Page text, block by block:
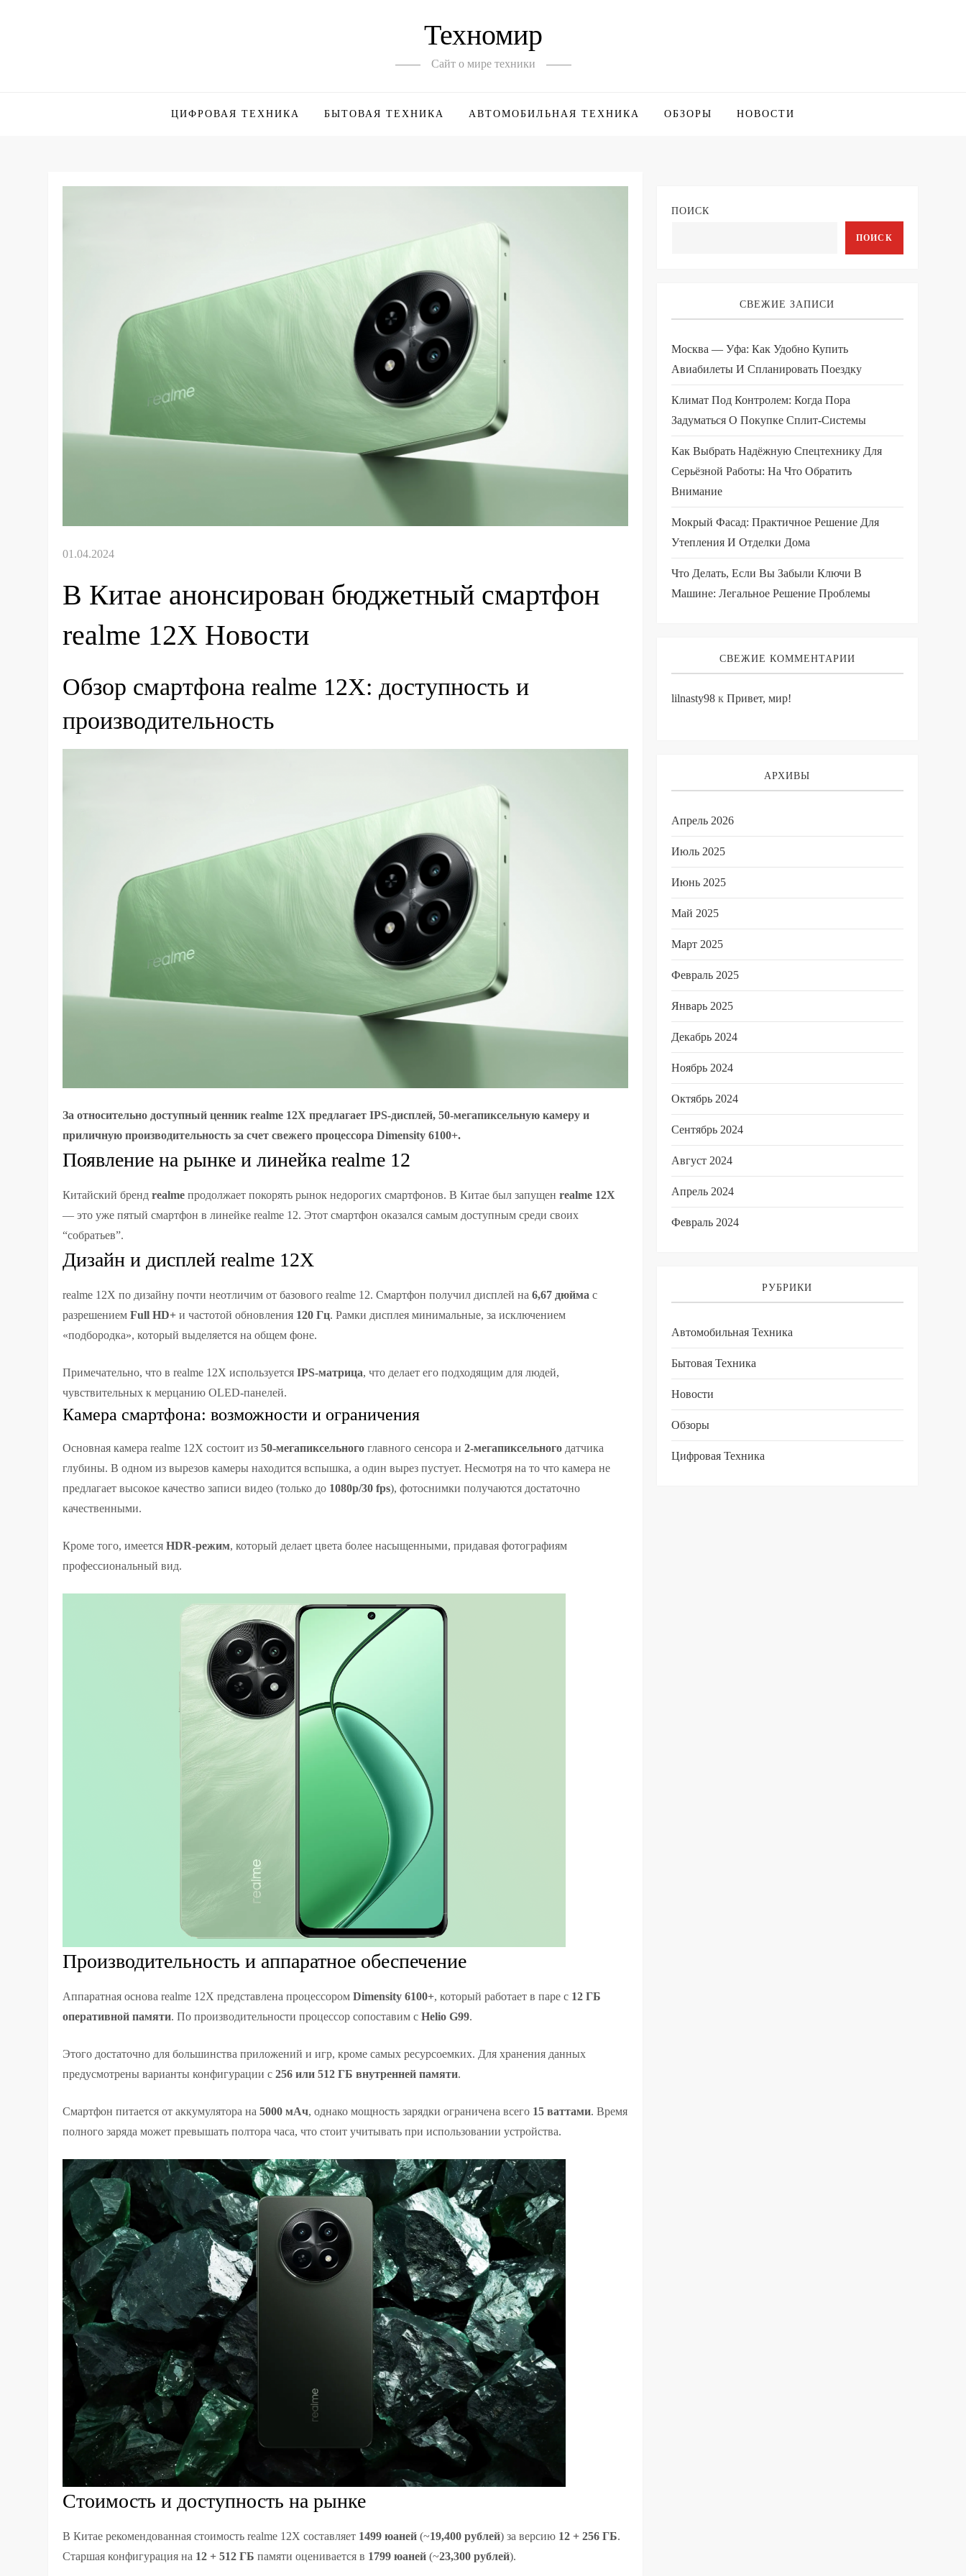
Техномир
Сайт о мире техники
ЦИФРОВАЯ ТЕХНИКА БЫТОВАЯ ТЕХНИКА АВТОМОБИЛЬНАЯ ТЕХНИКА ОБЗОРЫ НОВОСТИ
В Китае анонсирован бюджетный смартфон
realme 12X Новости
Обзор смартфона realme 12X: доступность и
производительность
За относительно доступный ценник realme 12X предлагает IPS-дисплей, 50-мегапиксельную камеру и
приличную производительность за счет свежего процессора Dimensity 6100+.
Появление на рынке и линейка realme 12
Китайский брендrealme продолжает покорять рынок недорогих смартфонов. В Китае был запущенrealme 12X
— это уже пятый смартфон в линейке realme 12. Этот смартфон оказался самым доступным среди своих
“собратьев”.
Дизайн и дисплей realme 12X
realme 12X по дизайну почти неотличим от базового realme 12. Смартфон получил дисплей на6,67 дюйма с
разрешениемFull HD+ и частотой обновления 120 Гц. Рамки дисплея минимальные, за исключением
«подбородка», который выделяется на общем фоне.
Примечательно, что в realme 12X используетсяIPS-матрица, что делает его подходящим для людей,
чувствительных к мерцанию OLED-панелей.
Камера смартфона: возможности и ограничения
Основная камера realme 12X состоит из50-мегапиксельного главного сенсора и2-мегапиксельного датчика
глубины. В одном из вырезов камеры находится вспышка, а один вырез пустует. Несмотря на то что камера не
предлагает высокое качество записи видео (только до 1080p/30 fps), фотоснимки получаются достаточно
качественными.
Кроме того, имеетсяHDR-режим, который делает цвета более насыщенными, придавая фотографиям
профессиональный вид.
Производительность и аппаратное обеспечение
Аппаратная основа realme 12X представлена процессоромDimensity 6100+, который работает в паре с 12 ГБ
оперативной памяти. По производительности процессор сопоставим сHelio G99.
Этого достаточно для большинства приложений и игр, кроме самых ресурсоемких. Для хранения данных
предусмотрены варианты конфигурации с256 или 512 ГБ внутренней памяти.
Смартфон питается от аккумулятора на5000 мАч, однако мощность зарядки ограничена всего 15 ваттами. Время
полного заряда может превышать полтора часа, что стоит учитывать при использовании устройства.
Стоимость и доступность на рынке
В Китае рекомендованная стоимость realme 12X составляет 1499 юаней (~19,400 рублей) за версию 12 + 256 ГБ.
Старшая конфигурация на 12 + 512 ГБ памяти оценивается в 1799 юаней (~23,300 рублей).
ПОИСК
ПОИСК
СВЕЖИЕ ЗАПИСИ
Москва — Уфа: Как Удобно Купить
Авиабилеты И Спланировать Поездку
Климат Под Контролем: Когда Пора
Задуматься О Покупке Сплит-Системы
Как Выбрать Надёжную Спецтехнику Для
Серьёзной Работы: На Что Обратить
Внимание
Мокрый Фасад: Практичное Решение Для
Утепления И Отделки Дома
Что Делать, Если Вы Забыли Ключи В
Машине: Легальное Решение Проблемы
СВЕЖИЕ КОММЕНТАРИИ
lilnasty98к Привет, мир!
АРХИВЫ
Апрель 2026
Июль 2025
Июнь 2025
Май 2025
Март 2025
Февраль 2025
Январь 2025
Декабрь 2024
Ноябрь 2024
Октябрь 2024
Сентябрь 2024
Август 2024
Апрель 2024
Февраль 2024
РУБРИКИ
Автомобильная Техника
Бытовая Техника
Новости
Обзоры
Цифровая Техника